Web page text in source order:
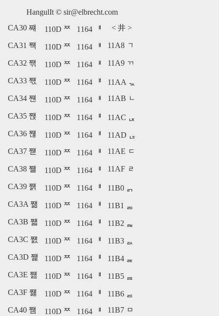
HangulIt © sir@elbrecht.com
CA30 쨰
110D ᄍ 1164 ᅤ < 井 >
CA31 쨱 110D ᄍ 1164 ᅤ 11A8 ᆨ
CA32 쨲 110D ᄍ 1164 ᅤ 11A9 ᆩ
CA33 쨳 110D ᄍ 1164 ᅤ
11AA ᆪ
CA34 쨴
110D ᄍ 1164 ᅤ 11AB ᆫ
CA35 쨵 110D ᄍ 1164 ᅤ
11AC ᆬ
CA36 쨶
110D ᄍ 1164 ᅤ
11AD ᆭ
CA37 쨷
110D ᄍ 1164 ᅤ 11AE ᆮ
CA38 쨸 110D ᄍ 1164 ᅤ 11AF ᆯ
CA39 쨹 110D ᄍ 1164 ᅤ
11B0 ᆰ
CA3A 쨺
110D ᄍ 1164 ᅤ
11B1 ᆱ
CA3B 쨻
110D ᄍ 1164 ᅤ
11B2 ᆲ
CA3C 쨼
110D ᄍ 1164 ᅤ
11B3 ᆳ
CA3D 쨽
110D ᄍ 1164 ᅤ
11B4 ᆴ
CA3E 쨾
110D ᄍ 1164 ᅤ
11B5 ᆵ
CA3F 쨿
110D ᄍ 1164 ᅤ
11B6 ᆶ
CA40 쩀
110D ᄍ 1164 ᅤ 11B7 ᆷ